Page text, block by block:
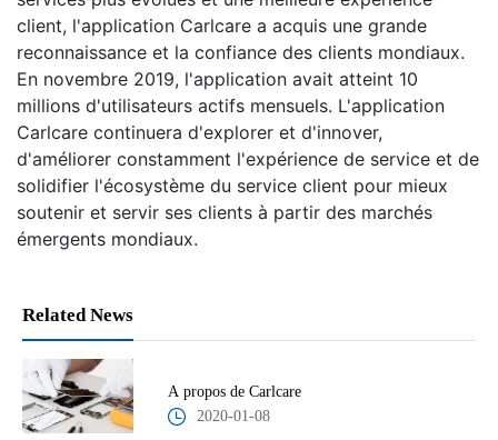
client, l'application Carlcare a acquis une grande
reconnaissance et la confiance des clients mondiaux.
En novembre 2019, l'application avait atteint 10
millions d'utilisateurs actifs mensuels. L'application
Carlcare continuera d'explorer et d'innover,
d'améliorer constamment l'expérience de service et de
solidifier l'écosystème du service client pour mieux
soutenir et servir ses clients à partir des marchés
émergents mondiaux.
Related News
A propos de Carlcare
2020-01-08